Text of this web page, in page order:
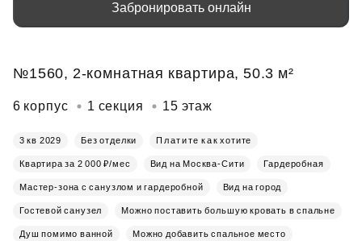
Забронировать онлайн
№1560, 2-комнатная квартира, 50.3 м²
6 корпус 1 секция 15 этаж
3 кв 2029 Без отделки Платите как хотите
Квартира за 2 000 ₽/мес Вид на Москва-Сити Гардеробная
Мастер-зона с санузлом и гардеробной Вид на город
Гостевой санузел Можно поставить большую кровать в спальне
Душ помимо ванной Можно добавить спальное место